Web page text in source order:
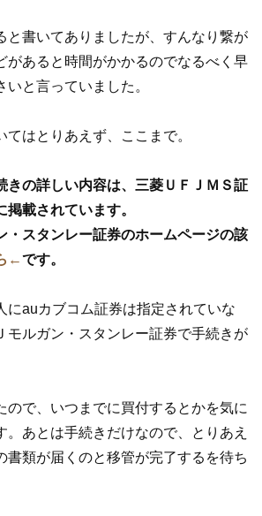
と書いてありましたが、すんなり繋が
があると時間がかかるのでなるべく早
と言っていました。
はとりあえず、ここまで。
きの詳しい内容は、三菱ＵＦＪＭＳ証
載されています。
・スタンレー証券のホームページの該
←です。
にauカブコム証券は指定されていな
モルガン・スタンレー証券で手続きが
ので、いつまでに買付するとかを気に
。あとは手続きだけなので、とりあえ
書類が届くのと移管が完了するを待ち